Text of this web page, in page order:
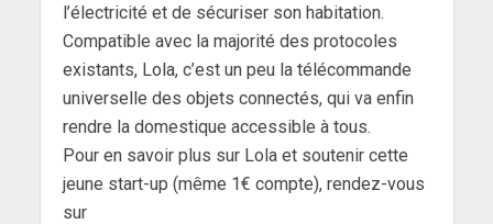
l’électricité et de sécuriser son habitation.
Compatible avec la majorité des protocoles
existants, Lola, c’est un peu la télécommande
universelle des objets connectés, qui va enfin
rendre la domestique accessible à tous.
Pour en savoir plus sur Lola et soutenir cette
jeune start-up (même 1€ compte), rendez-vous
sur